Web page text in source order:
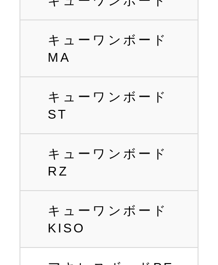
キューワンボード
MA
キューワンボード
ST
キューワンボード
RZ
キューワンボード
KISO